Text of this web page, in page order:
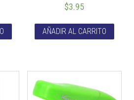
$3.95
AÑADIR AL CARRITO